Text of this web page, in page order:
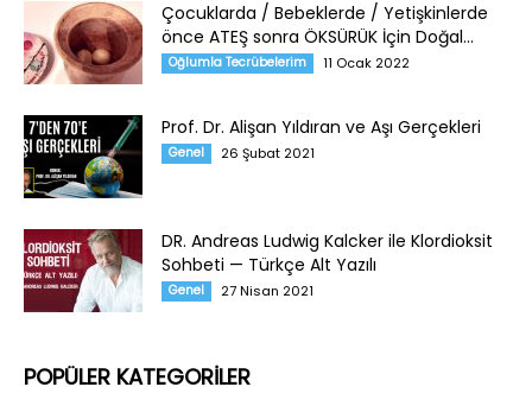
Çocuklarda / Bebeklerde / Yetişkinlerde
önce ATEŞ sonra ÖKSÜRÜK İçin Doğal...
Oğlumla Tecrübelerim 11 Ocak 2022
Prof. Dr. Alişan Yıldıran ve Aşı Gerçekleri
Genel 26 Şubat 2021
DR. Andreas Ludwig Kalcker ile Klordioksit
Sohbeti — Türkçe Alt Yazılı
Genel 27 Nisan 2021
POPÜLER KATEGORİLER